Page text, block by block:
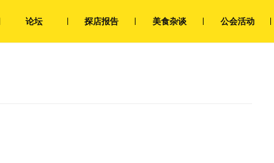
论坛 探店报告 美食杂谈 公会活动